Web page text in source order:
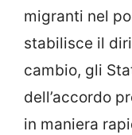
migranti nel
stabilisce il
cambio, gli
dell’accordo
in maniera